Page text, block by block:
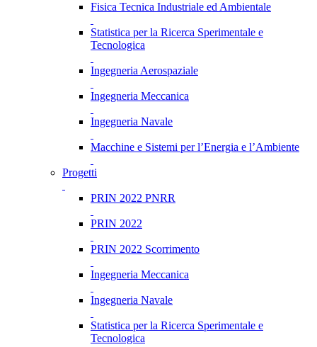
Fisica Tecnica Industriale ed Ambientale
Statistica per la Ricerca Sperimentale e
Tecnologica
Ingegneria Aerospaziale
Ingegneria Meccanica
Ingegneria Navale
Macchine e Sistemi per l’Energia e l’Ambiente
Progetti
PRIN 2022 PNRR
PRIN 2022
PRIN 2022 Scorrimento
Ingegneria Meccanica
Ingegneria Navale
Statistica per la Ricerca Sperimentale e
Tecnologica